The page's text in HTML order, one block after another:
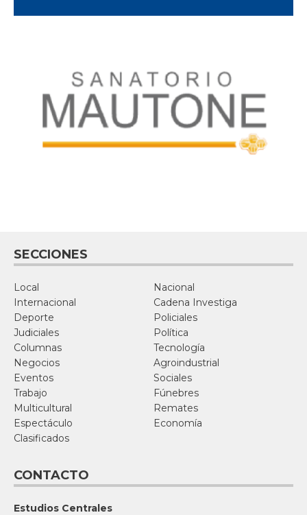
SECCIONES
Local
Nacional
Internacional
Cadena Investiga
Deporte
Policiales
Judiciales
Política
Columnas
Tecnología
Negocios
Agroindustrial
Eventos
Sociales
Trabajo
Fúnebres
Multicultural
Remates
Espectáculo
Economía
Clasificados
CONTACTO
Estudios Centrales